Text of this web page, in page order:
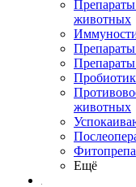
животных
животных
Ещё